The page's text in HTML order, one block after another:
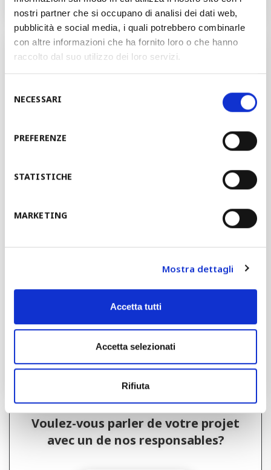
nostri partner che si occupano di analisi dei dati web,
pubblicità e social media, i quali potrebbero combinarle
con altre informazioni che ha fornito loro o che hanno
raccolto dal suo utilizzo dei loro servizi.
delNECESSARI
PREFERENZE
STATISTICHE
MARKETING
Mostra dettagli
Accetta tutti
Accetta selezionati
Rifiuta
TECHNOLOGIES DISPONIBLES
Façonnage et courbure
Coupe laser-plasma et soudage
Empilage et Conditionnement
Voulez-vous parler de votre projet
avec un de nos responsables?